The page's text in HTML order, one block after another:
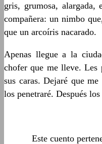
gris, grumosa, alargada,
compañera: un nimbo
que un arcoíris nacarado.
Apenas llegue a la
chofer que me lleve. Les
sus caras. Dejaré que
los penetraré. Después
Este cuento